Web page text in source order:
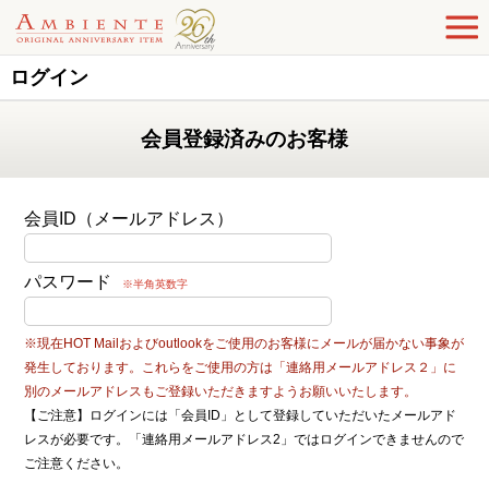
ログイン
会員登録済みのお客様
会員ID（メールアドレス）
パスワード ※半角英数字
※現在HOT Mailおよびoutlookをご使用のお客様にメールが届かない事象が
発生しております。これらをご使用の方は「連絡用メールアドレス２」に
別のメールアドレスもご登録いただきますようお願いいたします。
【ご注意】ログインには「会員ID」として登録していただいたメールアド
レスが必要です。「連絡用メールアドレス2」ではログインできませんので
ご注意ください。